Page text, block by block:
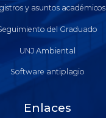
y asuntos académicos
del Graduado
UNJ Ambiental
Software antiplagio
Enlaces